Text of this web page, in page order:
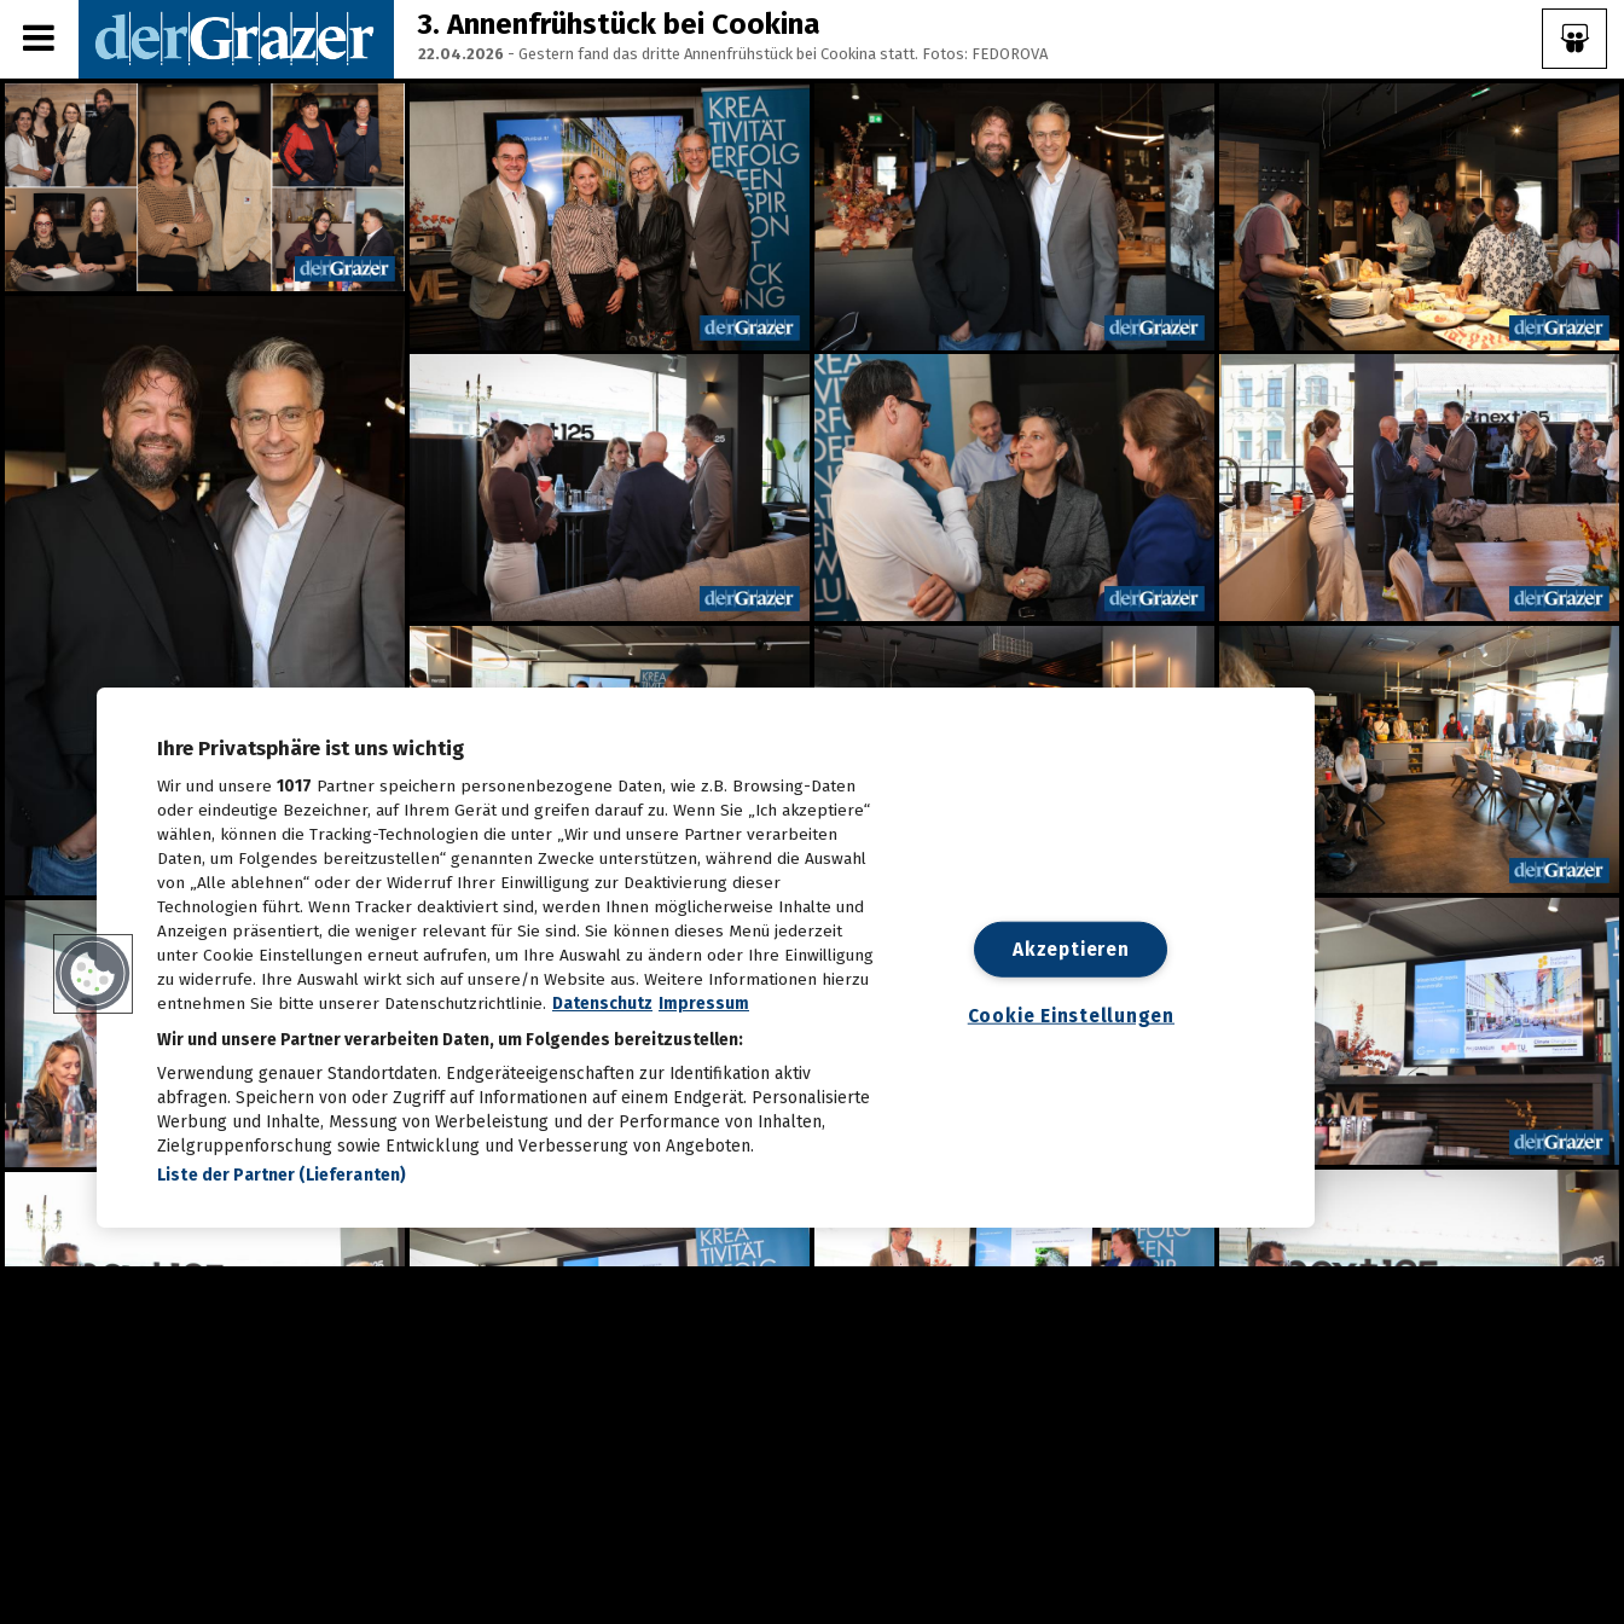
3. Annenfrühstück bei Cookina
22.04.2026 - Gestern fand das dritte Annenfrühstück bei Cookina statt. Fotos: FEDOROVA
Share Album:
ANMELDEN
IMPRESSUM
Ein Frühstück für die
Annenstraße - Das vierte
Annenfrühstück
22.07.2026
Seit 50 Jahren steht
Starkoch Johann Lafer in
der Küche
Spiel, Spaß und Lernen in
der Kinderstadt Bibongo
Sommerfest der
Industriellenvereinigung
WM 2026: Ganz Graz
fieberte mit der
Nationalelf
02.07.2026
Die Innenstadt wurde zum
Laufsteg
29.06.2026
Live aus dem Rathaus:
Das war Wahlsonntag in
Graz 2026, TEIL 2
28.06.2026
Live aus dem Rathaus:
Das war Wahlsonntag in
Graz 2026, TEIL 1
CSD-Parade unterm
Ihre Privatsphäre ist uns wichtig
Wir und unsere 1017 Partner speichern personenbezogene Daten, wie z.B. Browsing-Daten
oder eindeutige Bezeichner, auf Ihrem Gerät und greifen darauf zu. Wenn Sie „Ich akzeptiere“
wählen, können die Tracking-Technologien die unter „Wir und unsere Partner verarbeiten
Daten, um Folgendes bereitzustellen“ genannten Zwecke unterstützen, während die Auswahl
von „Alle ablehnen“ oder der Widerruf Ihrer Einwilligung zur Deaktivierung dieser
Technologien führt. Wenn Tracker deaktiviert sind, werden Ihnen möglicherweise Inhalte und
Anzeigen präsentiert, die weniger relevant für Sie sind. Sie können dieses Menü jederzeit
unter Cookie Einstellungen erneut aufrufen, um Ihre Auswahl zu ändern oder Ihre Einwilligung
zu widerrufe. Ihre Auswahl wirkt sich auf unsere/n Website aus. Weitere Informationen hierzu
entnehmen Sie bitte unserer Datenschutzrichtlinie. Datenschutz Impressum
Wir und unsere Partner verarbeiten Daten, um Folgendes bereitzustellen:
Verwendung genauer Standortdaten. Endgeräteeigenschaften zur Identifikation aktiv
abfragen. Speichern von oder Zugriff auf Informationen auf einem Endgerät. Personalisierte
Werbung und Inhalte, Messung von Werbeleistung und der Performance von Inhalten,
Zielgruppenforschung sowie Entwicklung und Verbesserung von Angeboten.
Liste der Partner (Lieferanten)
Akzeptieren
Cookie Einstellungen